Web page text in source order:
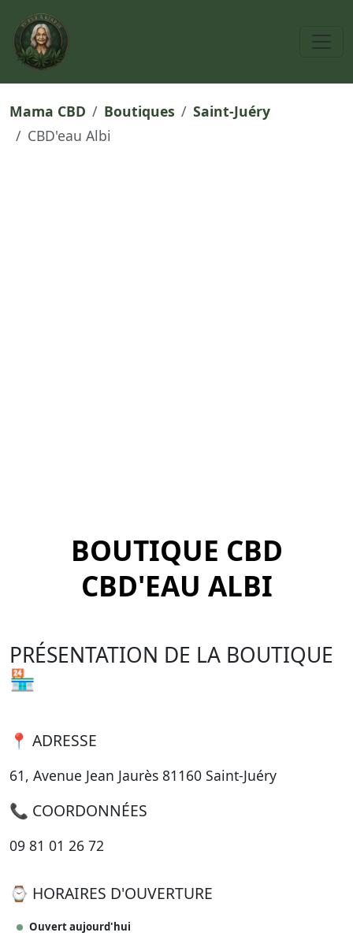
Mama CBD Boutiques
Saint-Juéry
CBD'eau Albi
BOUTIQUE CBD
CBD'EAU ALBI
PRÉSENTATION DE LA BOUTIQUE
🏪
📍 ADRESSE
61, Avenue Jean Jaurès 81160 Saint-Juéry
📞 COORDONNÉES
09 81 01 26 72
⌚ HORAIRES D'OUVERTURE
Ouvert aujourd'hui